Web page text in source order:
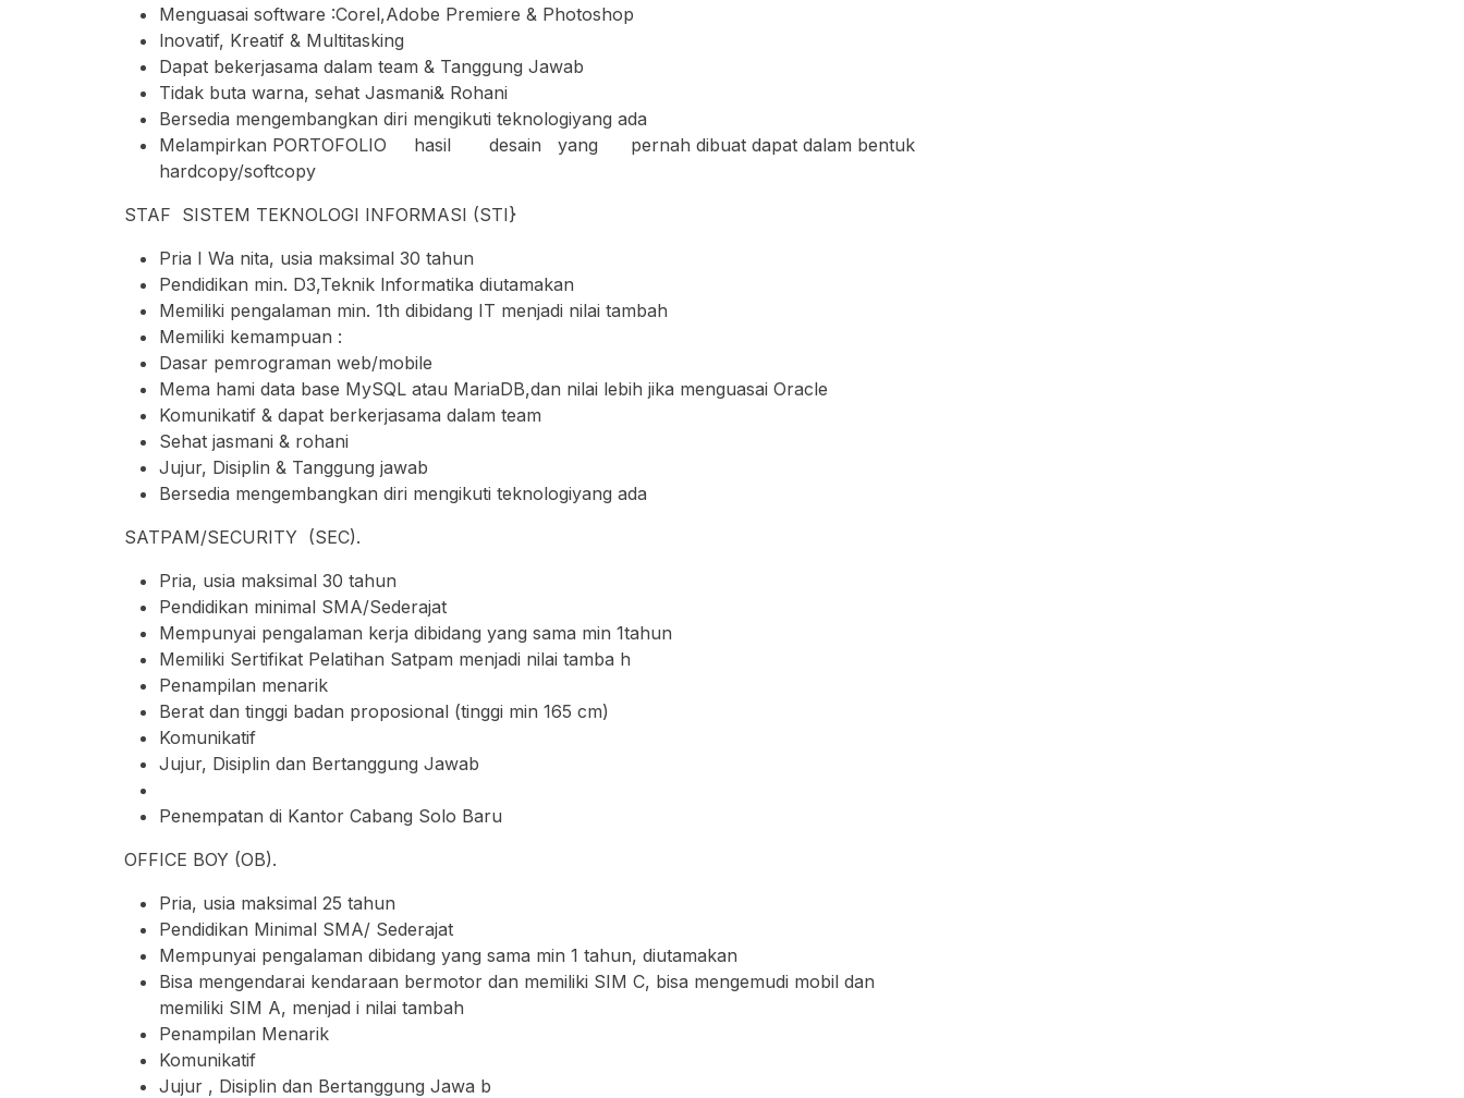
Menguasai software :Corel,Adobe Premiere & Photoshop
lnovatif, Kreatif & Multitasking
Dapat bekerjasama dalam team & Tanggung Jawab
Tidak buta warna, sehat Jasmani& Rohani
Bersedia mengembangkan diri mengikuti teknologiyang ada
Melampirkan PORTOFOLIO hasil desain yang pernah dibuat dapat dalam bentuk
hardcopy/softcopy
STAF SISTEM TEKNOLOGI INFORMASI (STI}
Pria I Wa nita, usia maksimal 30 tahun
Pendidikan min. D3,Teknik lnformatika diutamakan
Memiliki pengalaman min. 1th dibidang IT menjadi nilai tambah
Memiliki kemampuan :
Dasar pemrograman web/mobile
Mema hami data base MySQL atau MariaDB,dan nilai lebih jika menguasai Oracle
Komunikatif & dapat berkerjasama dalam team
Sehat jasmani & rohani
Jujur, Disiplin & Tanggung jawab
Bersedia mengembangkan diri mengikuti teknologiyang ada
SATPAM/SECURITY (SEC).
Pria, usia maksimal 30 tahun
Pendidikan minimal SMA/Sederajat
Mempunyai pengalaman kerja dibidang yang sama min 1tahun
Memiliki Sertifikat Pelatihan Satpam menjadi nilai tamba h
Penampilan menarik
Berat dan tinggi badan proposional (tinggi min 165 cm)
Komunikatif
Jujur, Disiplin dan Bertanggung Jawab
Penempatan di Kantor Cabang Solo Baru
OFFICE BOY (OB).
Pria, usia maksimal 25 tahun
Pendidikan Minimal SMA/ Sederajat
Mempunyai pengalaman dibidang yang sama min 1 tahun, diutamakan
Bisa mengendarai kendaraan bermotor dan memiliki SIM C, bisa mengemudi mobil dan
memiliki SIM A, menjad i nilai tambah
Penampilan Menarik
Komunikatif
Jujur , Disiplin dan Bertanggung Jawa b